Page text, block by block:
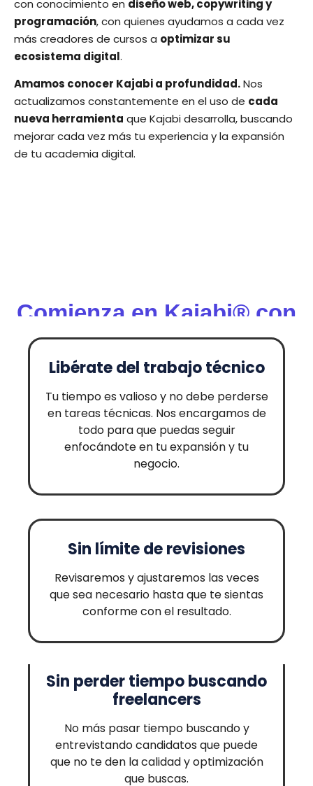
con conocimiento en diseño web, copywriting y
programación, con quienes ayudamos a cada vez
más creadores de cursos a optimizar su
ecosistema digital.
Amamos conocer Kajabi a profundidad.Nos
actualizamos constantemente en el uso de cada
nueva herramienta que Kajabi desarrolla, buscando
mejorar cada vez más tu experiencia y la expansión
de tu academia digital.
Comienza en Kajabi® con
confianza
Libérate del trabajo técnico
Tu tiempo es valioso y no debe perderse
en tareas técnicas. Nos encargamos de
todo para que puedas seguir
enfocándote en tu expansión y tu
negocio.
Sin límite de revisiones
Revisaremos y ajustaremos las veces
que sea necesario hasta que te sientas
conforme con el resultado.
Sin perder tiempo buscando
freelancers
No más pasar tiempo buscando y
entrevistando candidatos que puede
que no te den la calidad y optimización
que buscas.